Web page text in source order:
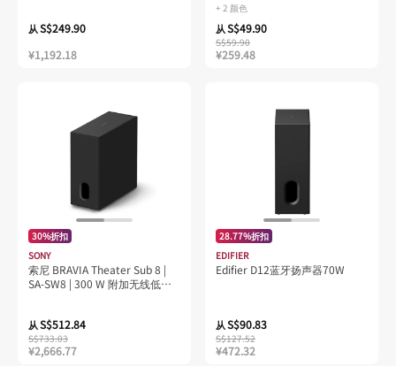
从S$249.90
¥1,192.18
+ 2 颜色
从S$49.90
S$59.90
¥259.48
30%折扣
SONY
索尼 BRAVIA Theater Sub 8 |
SA-SW8 | 300 W 附加无线低音
从S$512.84
S$733.03
¥2,666.77
28.77%折扣
EDIFIER
Edifier D12蓝牙扬声器70W
从S$90.83
S$127.52
¥472.32